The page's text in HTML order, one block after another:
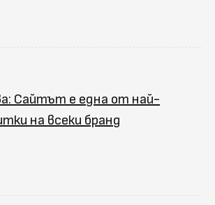
Сайтът е една от най-
на всеки бранд